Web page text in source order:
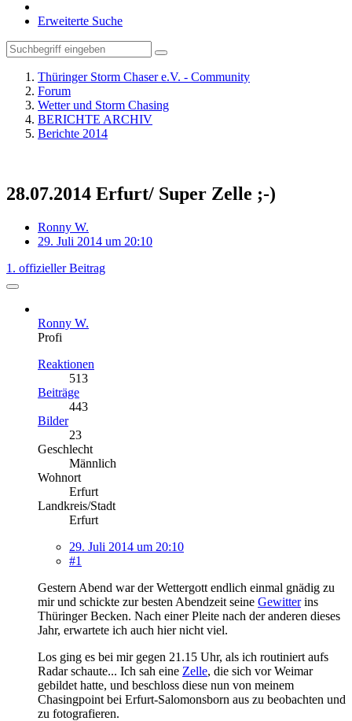
Erweiterte Suche
Thüringer Storm Chaser e.V. - Community
Forum
Wetter und Storm Chasing
BERICHTE ARCHIV
Berichte 2014
28.07.2014 Erfurt/ Super Zelle ;-)
Ronny W.
29. Juli 2014 um 20:10
1. offizieller Beitrag
Ronny W.
Profi
Reaktionen
513
Beiträge
443
Bilder
23
Geschlecht
Männlich
Wohnort
Erfurt
Landkreis/Stadt
Erfurt
29. Juli 2014 um 20:10
#1
Gestern Abend war der Wettergott endlich einmal gnädig zu
mir und schickte zur besten Abendzeit seine Gewitterins
Thüringer Becken. Nach einer Pleite nach der anderen dieses
Jahr, erwartete ich auch hier nicht viel.
Los ging es bei mir gegen 21.15 Uhr, als ich routiniert aufs
Radar schaute... Ich sah eine Zelle, die sich vor Weimar
gebildet hatte, und beschloss diese nun von meinem
Chasingpoint bei Erfurt-Salomonsborn aus zu beobachten und
zu fotografieren.